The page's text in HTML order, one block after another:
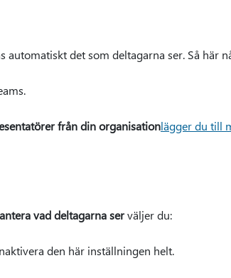
automatiskt det som deltagarna ser. Så här
från din organisationlägger du till
vad deltagarna serväljer du:
den här inställningen helt.